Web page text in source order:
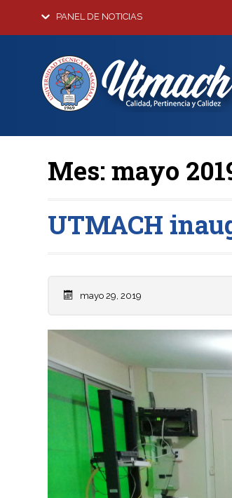
PANEL DE NOTICIAS
Mes:mayo
UTMACH
mayo 29, 2019